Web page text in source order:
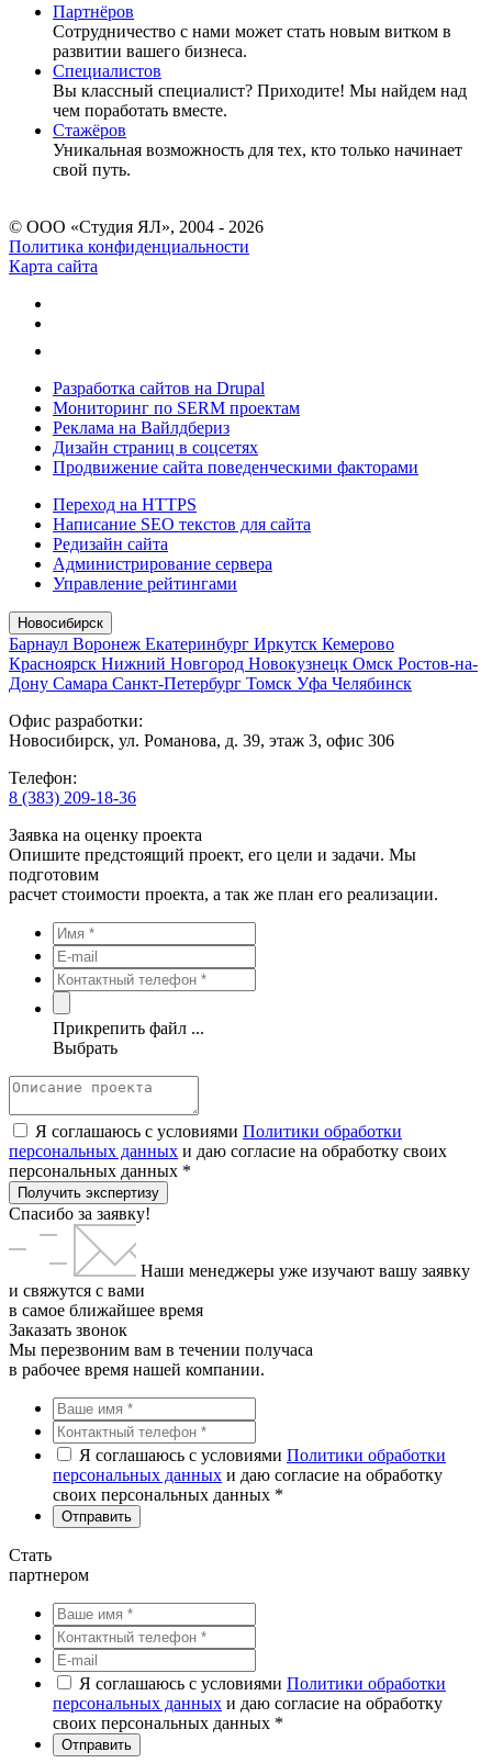
Партнёров
Сотрудничество c нами может стать новым витком в
развитии вашего бизнеса.
Специалистов
Вы классный специалист? Приходите! Мы найдем над
чем поработать вместе.
Стажёров
Уникальная возможность для тех, кто только начинает
свой путь.
© ООО «Студия ЯЛ», 2004 - 2026
Политика конфиденциальности
Карта сайта
Разработка сайтов на Drupal
Мониторинг по SERM проектам
Реклама на Вайлдбериз
Дизайн страниц в соцсетях
Продвижение сайта поведенческими факторами
Переход на HTTPS
Написание SEO текстов для сайта
Редизайн сайта
Администрирование сервера
Управление рейтингами
Новосибирск
Барнаул Воронеж Екатеринбург Иркутск Кемерово
Красноярск Нижний Новгород Новокузнецк Омск Ростов-на-
Дону Самара Санкт-Петербург Томск Уфа Челябинск
Офис разработки:
Новосибирск, ул. Романова, д. 39, этаж 3, офис 306
Телефон:
8 (383) 209-18-36
Заявка на оценку проекта
Опишите предстоящий проект, его цели и задачи. Мы
подготовим
расчет стоимости проекта, а так же план его реализации.
Прикрепить файл ...
Выбрать
Я соглашаюсь с условиями Политики обработки
персональных данных и даю согласие на обработку своих
персональных данных *
Получить экспертизу
Спасибо за заявку!
Наши менеджеры уже изучают вашу заявку
и свяжутся с вами
в самое ближайшее время
Заказать звонок
Мы перезвоним вам в течении получаса
в рабочее время нашей компании.
Я соглашаюсь с условиями Политики обработки
персональных данных и даю согласие на обработку
своих персональных данных *
Стать
партнером
Я соглашаюсь с условиями Политики обработки
персональных данных и даю согласие на обработку
своих персональных данных *